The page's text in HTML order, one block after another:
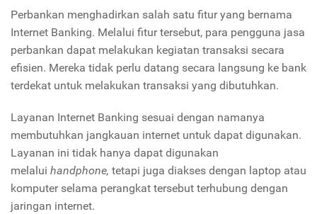
Perbankan menghadirkan salah satu fitur yang bernama
Internet Banking. Melalui fitur tersebut, para pengguna jasa
perbankan dapat melakukan kegiatan transaksi secara
efisien. Mereka tidak perlu datang secara langsung ke bank
terdekat untuk melakukan transaksi yang dibutuhkan.
Layanan Internet Banking sesuai dengan namanya
membutuhkan jangkauan internet untuk dapat digunakan.
Layanan ini tidak hanya dapat digunakan
melalui handphone, tetapi juga diakses dengan laptop atau
komputer selama perangkat tersebut terhubung dengan
jaringan internet.